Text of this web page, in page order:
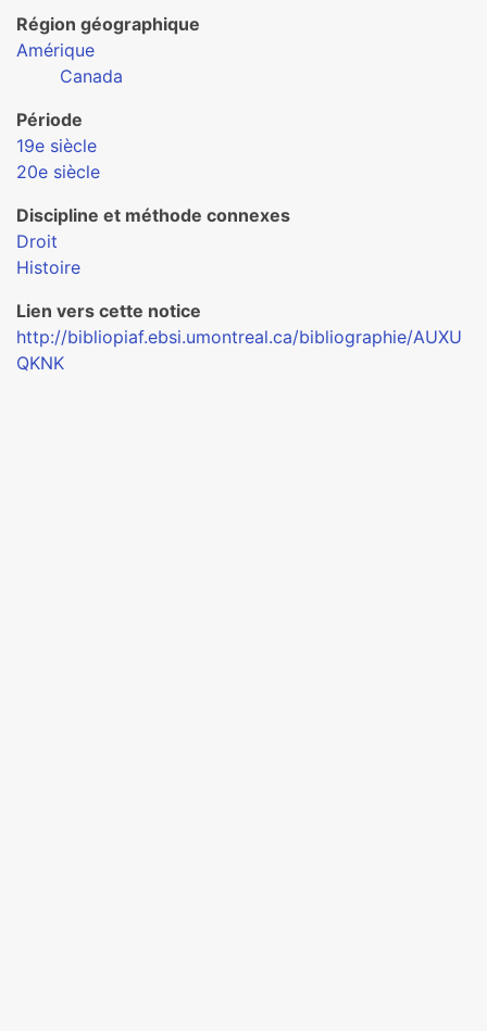
Région géographique
Amérique
Canada
Période
19e siècle
20e siècle
Discipline et méthode connexes
Droit
Histoire
Lien vers cette notice
http://bibliopiaf.ebsi.umontreal.ca/bibliographie/AUXU
QKNK